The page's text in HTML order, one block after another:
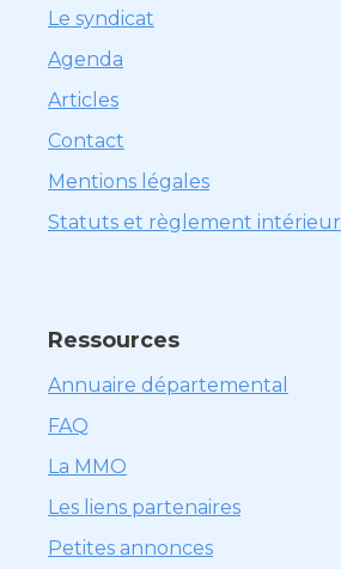
Le syndicat
Agenda
Articles
Contact
Mentions légales
Statuts et règlement intérieur
Ressources
Annuaire départemental
FAQ
La MMO
Les liens partenaires
Petites annonces